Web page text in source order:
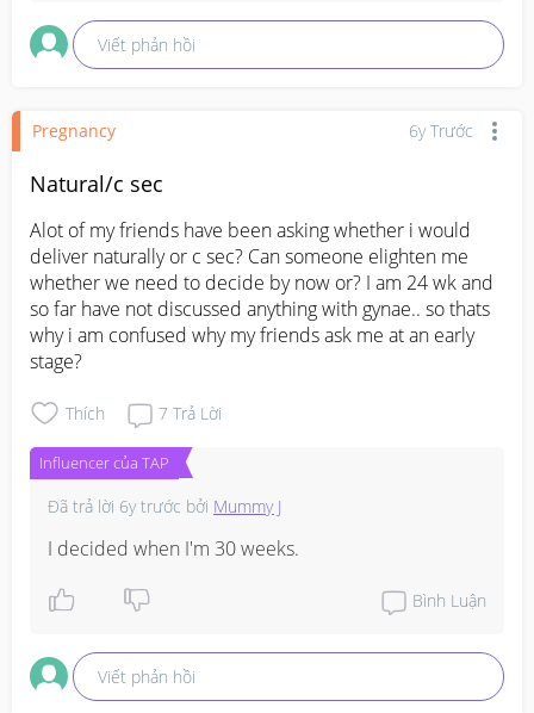
Viết phản hồi
Pregnancy 6y Trước
Natural/c sec
Alot of my friends have been asking whether i would
deliver naturally or c sec? Can someone elighten me
whether we need to decide by now or? I am 24 wk and
so far have not discussed anything with gynae.. so thats
why i am confused why my friends ask me at an early
stage?
Thích 7 Trả Lời
Influencer của TAP
Đã trả lời 6y trước bởi Mummy J
I decided when I'm 30 weeks.
Bình Luận
Viết phản hồi